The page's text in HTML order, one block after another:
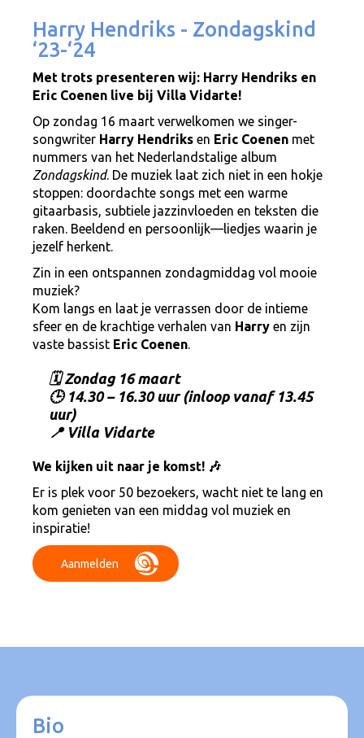
Harry Hendriks - Zondagskind
‘23-‘24
Met trots presenteren wij: Harry Hendriks en
Eric Coenen live bij Villa Vidarte!
Op zondag 16 maart verwelkomen we singer-
songwriter Harry Hendriks en Eric Coenen met
nummers van het Nederlandstalige album
Zondagskind. De muziek laat zich niet in een hokje
stoppen: doordachte songs met een warme
gitaarbasis, subtiele jazzinvloeden en teksten die
raken. Beeldend en persoonlijk—liedjes waarin je
jezelf herkent.
Zin in een ontspannen zondagmiddag vol mooie
muziek?
Kom langs en laat je verrassen door de intieme
sfeer en de krachtige verhalen van Harry en zijn
vaste bassist Eric Coenen.
🗓 Zondag 16 maart
🕒 14.30 – 16.30 uur (inloop vanaf 13.45
uur)
📍 Villa Vidarte
We kijken uit naar je komst! 🎶
Er is plek voor 50 bezoekers, wacht niet te lang en
kom genieten van een middag vol muziek en
inspiratie!
Aanmelden
Bio